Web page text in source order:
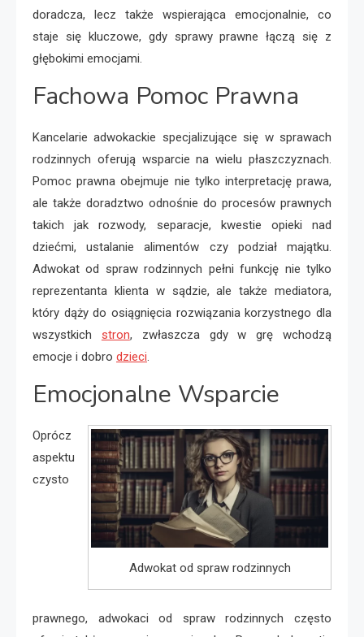
doradcza, lecz także wspierająca emocjonalnie, co
staje się kluczowe, gdy sprawy prawne łączą się z
głębokimi emocjami.
Fachowa Pomoc Prawna
Kancelarie adwokackie specjalizujące się w sprawach
rodzinnych oferują wsparcie na wielu płaszczyznach.
Pomoc prawna obejmuje nie tylko interpretację prawa,
ale także doradztwo odnośnie do procesów prawnych
takich jak rozwody, separacje, kwestie opieki nad
dziećmi, ustalanie alimentów czy podział majątku.
Adwokat od spraw rodzinnych pełni funkcję nie tylko
reprezentanta klienta w sądzie, ale także mediatora,
który dąży do osiągnięcia rozwiązania korzystnego dla
wszystkich stron, zwłaszcza gdy w grę wchodzą
emocje i dobro dzieci.
Emocjonalne Wsparcie
Adwokat od spraw rodzinnych
Oprócz
aspektu
czysto
prawnego, adwokaci od spraw rodzinnych często